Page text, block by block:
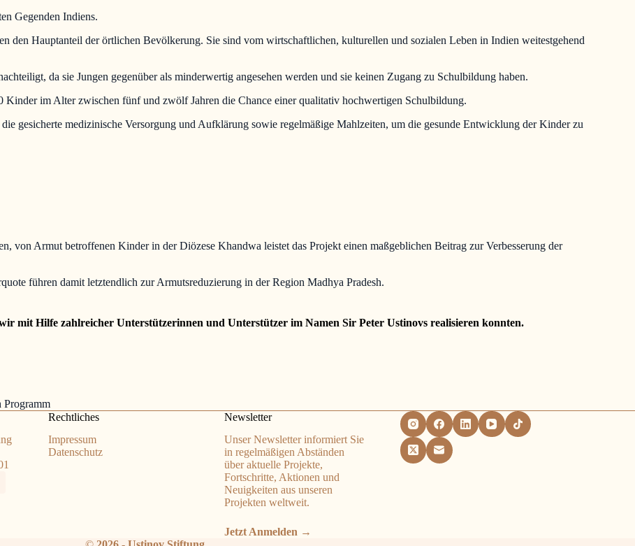
Gegenden Indiens.
den Hauptanteil der örtlichen Bevölkerung. Sie sind vom wirtschaftlichen, kulturellen und sozialen Leben in Indien weitestgehend
da sie Jungen gegenüber als minderwertig angesehen werden und sie keinen Zugang zu Schulbildung haben.
im Alter zwischen fünf und zwölf Jahren die Chance einer qualitativ hochwertigen Schulbildung.
gesicherte medizinische Versorgung und Aufklärung sowie regelmäßige Mahlzeiten, um die gesunde Entwicklung der Kinder zu
von Armut betroffenen Kinder in der Diözese Khandwa leistet das Projekt einen maßgeblichen Beitrag zur Verbesserung der
führen damit letztendlich zur Armutsreduzierung in der Region Madhya Pradesh.
mit Hilfe zahlreicher Unterstützerinnen und Unterstützer im Namen Sir Peter Ustinovs realisieren konnten.
Rechtliches
Impressum
Datenschutz
Newsletter
Unser Newsletter informiert Sie
in regelmäßigen Abständen
über aktuelle Projekte,
Fortschritte, Aktionen und
Neuigkeiten aus unseren
Projekten weltweit.
Jetzt Anmelden →